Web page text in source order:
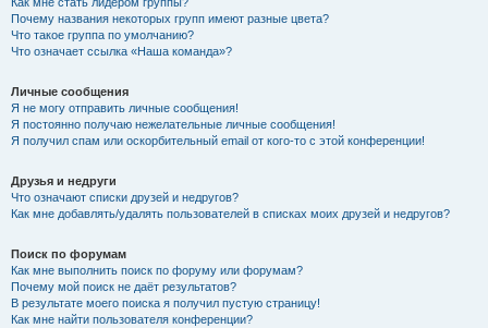
Почему названия некоторых групп имеют разные цвета?
Что такое группа по умолчанию?
Что означает ссылка «Наша команда»?
Личные сообщения
Я не могу отправить личные сообщения!
Я постоянно получаю нежелательные личные сообщения!
Я получил спам или оскорбительный email от кого-то с этой конференции!
Друзья и недруги
Что означают списки друзей и недругов?
Как мне добавлять/удалять пользователей в списках моих друзей и недругов?
Поиск по форумам
Как мне выполнить поиск по форуму или форумам?
Почему мой поиск не даёт результатов?
В результате моего поиска я получил пустую страницу!
Как мне найти пользователя конференции?